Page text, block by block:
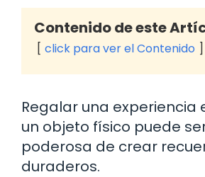
Contenido de este
click para ver el Contenido
Regalar una experiencia
un objeto físico puede
poderosa de crear
duraderos.